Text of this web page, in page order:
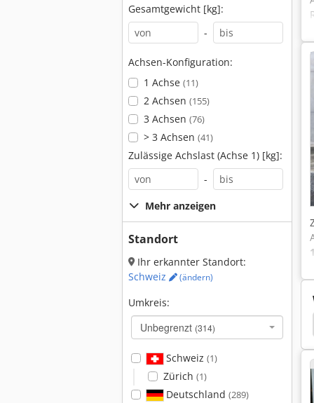
Gesamtgewicht [kg]:
-
Achsen-Konfiguration:
1 Achse (11)
2 Achsen (155)
3 Achsen (76)
> 3 Achsen (41)
Zulässige Achslast (Achse 1) [kg]:
-
Mehr anzeigen
Standort
Ihr erkannter Standort:
Schweiz
(ändern)
Umkreis:
Unbegrenzt (314)
Schweiz (1)
Zürich (1)
Deutschland (289)
Einachser Einachser Kreiselegge